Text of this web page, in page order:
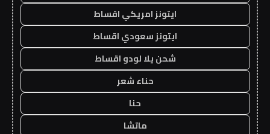
ايتونز امريكي اقساط
ايتونز سعودي اقساط
شحن يلا لودو اقساط
حناء شعر
حنا
ماتشا